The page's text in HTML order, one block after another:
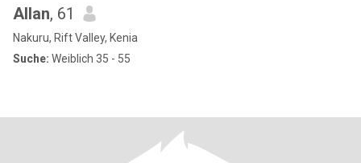
Allan, 61
Nakuru, Rift Valley, Kenia
Suche: Weiblich 35 - 55